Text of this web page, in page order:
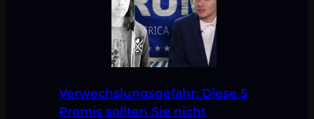
Verwechslungsgefahr: Diese 5
Promis sollten Sie nicht